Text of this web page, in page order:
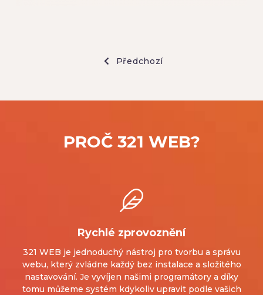
Předchozí
PROČ 321 WEB?
Rychlé zprovoznění
321 WEB je jednoduchý nástroj pro tvorbu a správu
webu, který zvládne každý bez instalace a složitého
nastavování. Je vyvíjen našimi programátory a díky
tomu můžeme systém kdykoliv upravit podle vašich